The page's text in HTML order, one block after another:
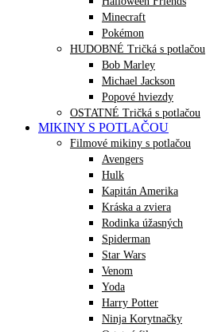
Minecraft
Pokémon
HUDOBNÉ Tričká s potlačou
Bob Marley
Michael Jackson
Popové hviezdy
OSTATNÉ Tričká s potlačou
MIKINY S POTLAČOU
Filmové mikiny s potlačou
Avengers
Hulk
Kapitán Amerika
Kráska a zviera
Rodinka úžasných
Spiderman
Star Wars
Venom
Yoda
Harry Potter
Ninja Korytnačky